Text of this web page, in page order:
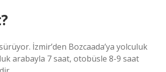
İzmir’den Bozcaada’ya yolculuk
arabayla 7 saat, otobüsle 8-9 saat